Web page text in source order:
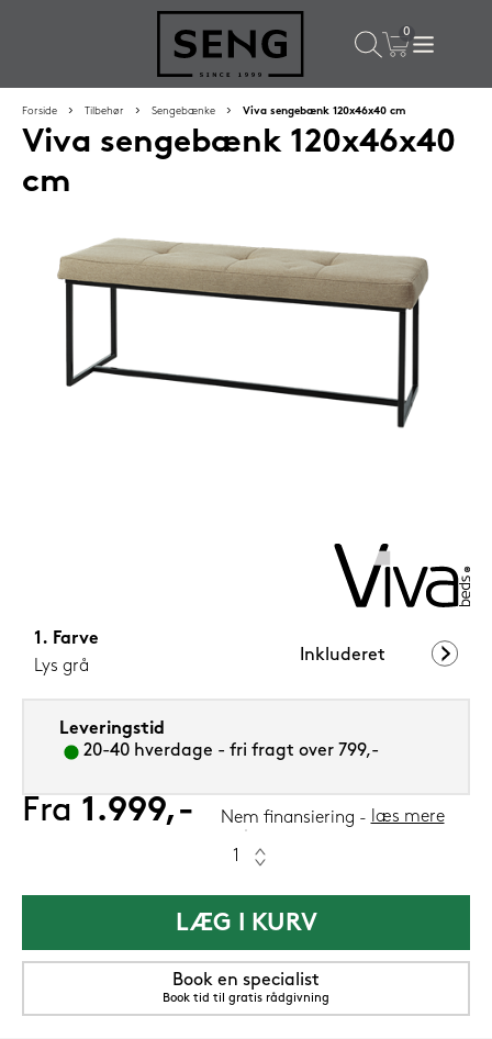
Populære valg til dig
Silvana Support hovedpude 50x65 cm Saphir (orange)
Forside Tilbehør Sengebænke Viva sengebænk 120x46x40 cm
Viva sengebænk 120x46x40
cm
Farve
Lys grå
Inkluderet
Leveringstid
20-40 hverdage - fri fragt over 799,-
Fra 1.999,- Nem finansiering læs mere
LÆG I KURV
Book en specialist
Book tid til gratis rådgivning